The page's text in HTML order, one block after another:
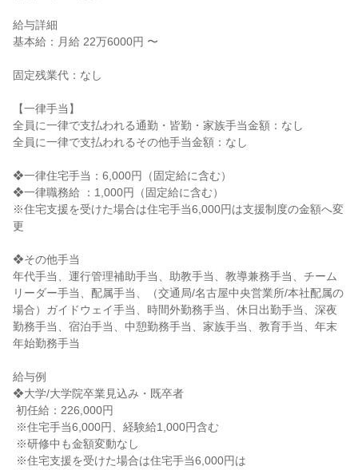
給与詳細
基本給：月給 22万6000円 〜
固定残業代：なし
【一律手当】
全員に一律で支払われる通勤・皆勤・家族手当金額：なし
全員に一律で支払われるその他手当金額：なし
❖一律住宅手当：6,000円（固定給に含む）
❖一律職務給 ：1,000円（固定給に含む）
※住宅支援を受けた場合は住宅手当6,000円は支援制度の金額へ変
更
❖その他手当
年代手当、運行管理補助手当、助教手当、教導兼務手当、チーム
リーダー手当、配属手当、（交通局/名古屋中央営業所/本社配属の
場合）ガイドウェイ手当、時間外勤務手当、休日出勤手当、深夜
勤務手当、宿泊手当、中憩勤務手当、家族手当、教育手当、年末
年始勤務手当
給与例
❖大学/大学院卒業見込み・既卒者